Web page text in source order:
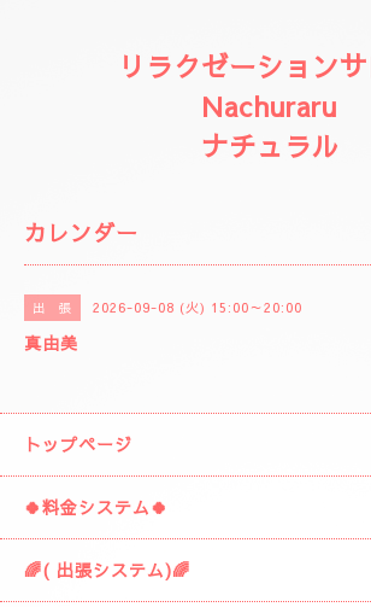
リラクゼーション
Nachuraru
ナチュラル
カレンダー
出 張 2026-09-08 (火) 15:00～20:00
真由美
トップページ
🍀料金システム🍀
🌈( 出張システム)🌈